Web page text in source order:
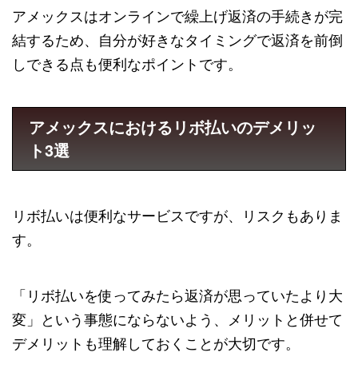
アメックスはオンラインで繰上げ返済の手続きが完
結するため、自分が好きなタイミングで返済を前倒
しできる点も便利なポイントです。
アメックスにおけるリボ払いのデメリッ
ト3選
リボ払いは便利なサービスですが、リスクもありま
す。
「リボ払いを使ってみたら返済が思っていたより大
変」という事態にならないよう、メリットと併せて
デメリットも理解しておくことが大切です。